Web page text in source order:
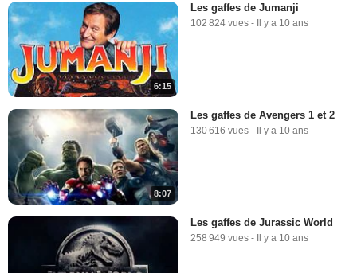
6:15
Les gaffes de Jumanji
102 824 vues - Il y a 10 ans
8:07
Les gaffes de Avengers 1 et 2
130 616 vues - Il y a 10 ans
Les gaffes de Jurassic World
258 949 vues - Il y a 10 ans